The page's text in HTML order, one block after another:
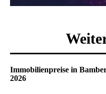
Immobilienpreise in
2026